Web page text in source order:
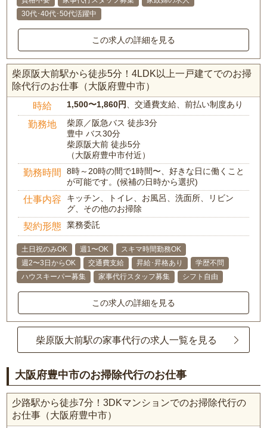
30代･40代･50代活躍中
この求人の詳細を見る
柴原阪大前駅から徒歩5分！4LDK以上一戸建てでのお掃
除代行のお仕事（大阪府豊中市）
時給 1,500〜1,860円、交通費支給、前払い制度あり
勤務地
柴原／阪急バス 徒歩3分
豊中 バス30分
柴原阪大前 徒歩5分
（大阪府豊中市付近）
勤務時間
8時～20時の間で1時間〜、好きな日に働くこと
が可能です。(候補の日時から選択)
仕事内容
キッチン、トイレ、お風呂、洗面所、リビン
グ、その他のお掃除
契約形態 業務委託
土日祝のみOK 週1〜OK
スキマ時間勤務OK
週2〜3日からOK
交通費支給 昇給･昇格あり
学歴不問
ハウスキーパー募集
家事代行スタッフ募集 シフト自由
この求人の詳細を見る
柴原阪大前駅の家事代行の求人一覧を見る
大阪府豊中市のお掃除代行のお仕事
少路駅から徒歩7分！3DKマンションでのお掃除代行の
お仕事（大阪府豊中市）